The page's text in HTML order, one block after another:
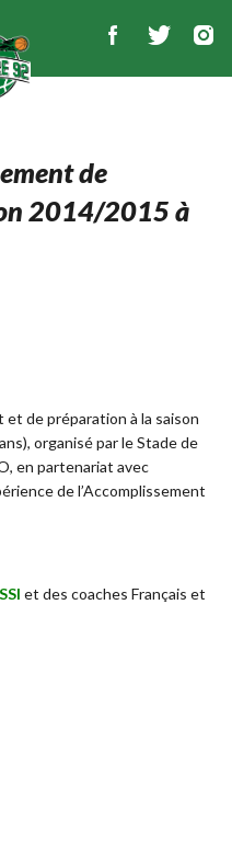
de
2014/2015 à
de préparation à la saison
organisé par le Stade de
en partenariat avec
de l’Accomplissement
et des coaches Français et